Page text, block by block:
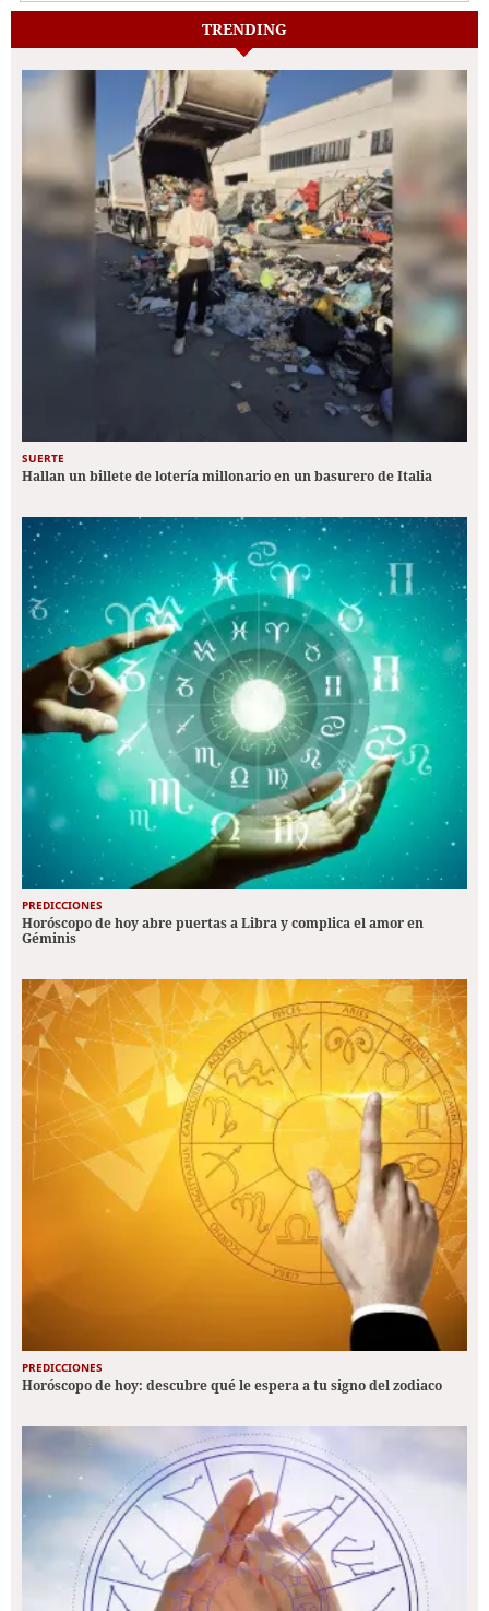
TRENDING
SUERTE
Hallan un billete de lotería millonario en un basurero de Italia
PREDICCIONES
Horóscopo de hoy abre puertas a Libra y complica el amor en
Géminis
PREDICCIONES
Horóscopo de hoy: descubre qué le espera a tu signo del zodiaco